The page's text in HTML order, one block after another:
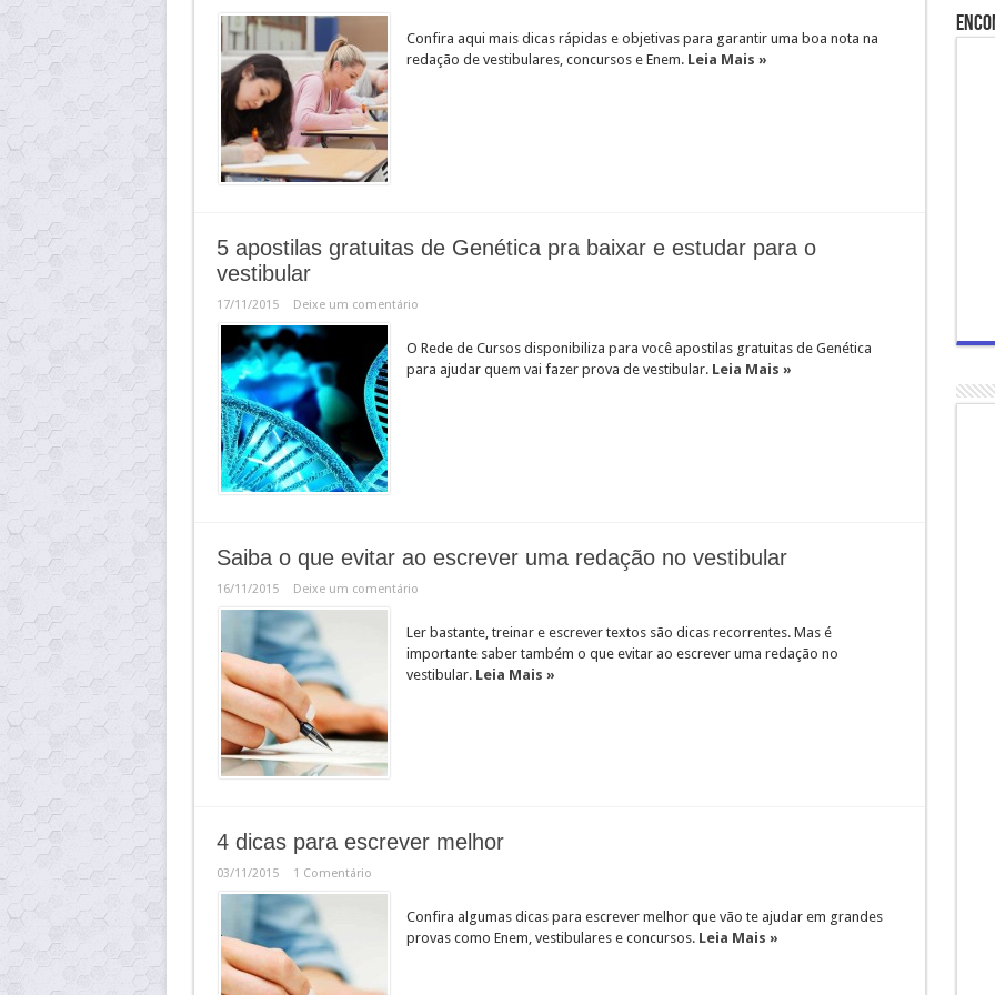
Confira aqui mais dicas rápidas e objetivas para garantir uma boa nota na
redação de vestibulares, concursos e Enem. Leia Mais »
5 apostilas gratuitas de Genética pra baixar e estudar para o
vestibular
17/11/2015 Deixe um comentário
O Rede de Cursos disponibiliza para você apostilas gratuitas de Genética
para ajudar quem vai fazer prova de vestibular. Leia Mais »
Saiba o que evitar ao escrever uma redação no vestibular
16/11/2015 Deixe um comentário
Ler bastante, treinar e escrever textos são dicas recorrentes. Mas é
importante saber também o que evitar ao escrever uma redação no
vestibular. Leia Mais »
4 dicas para escrever melhor
03/11/2015 1 Comentário
Confira algumas dicas para escrever melhor que vão te ajudar em grandes
provas como Enem, vestibulares e concursos. Leia Mais »